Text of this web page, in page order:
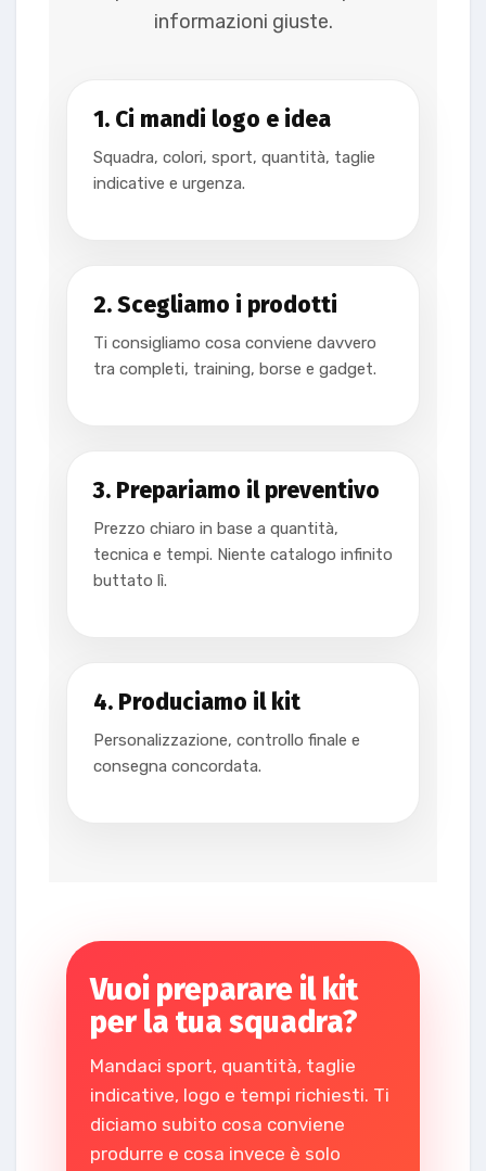
informazioni giuste.
1. Ci mandi logo e idea
Squadra, colori, sport, quantità, taglie
indicative e urgenza.
2. Scegliamo i prodotti
Ti consigliamo cosa conviene davvero
tra completi, training, borse e gadget.
3. Prepariamo il preventivo
Prezzo chiaro in base a quantità,
tecnica e tempi. Niente catalogo infinito
buttato lì.
4. Produciamo il kit
Personalizzazione, controllo finale e
consegna concordata.
Vuoi preparare il kit
per la tua squadra?
Mandaci sport, quantità, taglie
indicative, logo e tempi richiesti. Ti
diciamo subito cosa conviene
produrre e cosa invece è solo